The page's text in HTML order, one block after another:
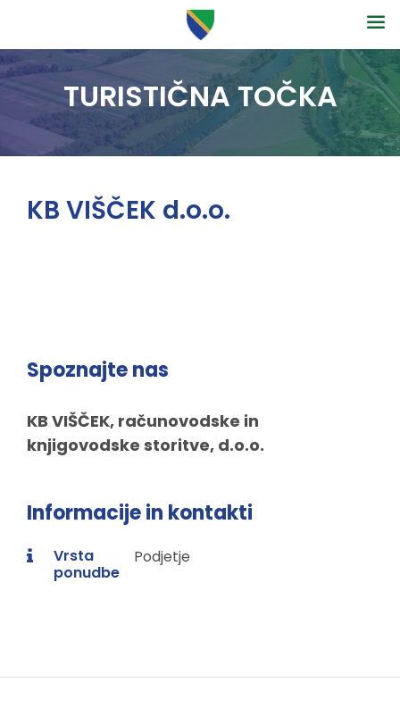
TURISTIČNA TOČKA
KB VIŠČEK d.o.o.
Spoznajte nas
KB VIŠČEK, računovodske in
knjigovodske storitve, d.o.o.
Informacije in kontakti
Vrsta
ponudbe
Podjetje